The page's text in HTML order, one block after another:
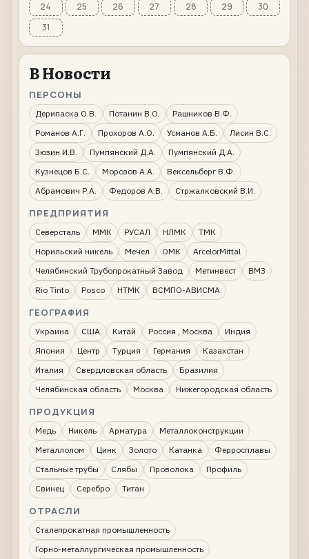
24
25 26 27 28 29
30
31
В Новости
ПЕРСОНЫ
Дерипаска О.В. Потанин В.О.
Рашников В.Ф.
Романов А.Г.
Прохоров А.О. Усманов А.Б.
Лисин В.С.
Зюзин И.В.
Пумпянский Д.А.
Пумпянский Д.А.
Кузнецов Б.С.
Морозов А.А.
Вексельберг В.Ф.
Абрамович Р.А.
Федоров А.В. Стржалковский В.И.
ПРЕДПРИЯТИЯ
Северсталь ММК РУСАЛ НЛМК
ТМК
Норильский никель
Мечел ОМК
ArcelorMittal
Челябинский Трубопрокатный Завод
Метинвест
ВМЗ
Rio Tinto
Posco НТМК ВСМПО-АВИСМА
ГЕОГРАФИЯ
Украина США Китай Россия , Москва
Индия
Япония
Центр Турция Германия
Казахстан
Италия
Свердловская область
Бразилия
Челябинская область
Москва Нижегородская область
ПРОДУКЦИЯ
Медь Никель Арматура
Металлоконструкции
Металлолом
Цинк Золото Катанка
Ферросплавы
Стальные трубы
Слябы Проволока
Профиль
Свинец
Серебро Титан
ОТРАСЛИ
Сталепрокатная промышленность
Горно-металлургическая промышленность